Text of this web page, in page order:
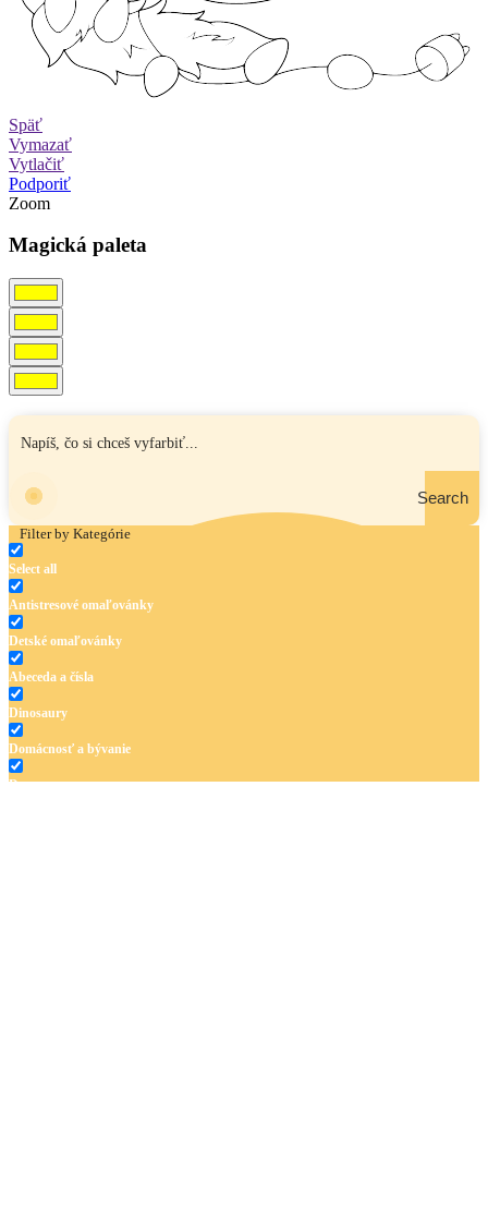
Späť
Vymazať
Vytlačiť
Podporiť
Zoom
Magická paleta
Search
Filter by Kategórie
Select all
Antistresové omaľovánky
Detské omaľovánky
Abeceda a čísla
Dinosaury
Domácnosť a bývanie
Doprava